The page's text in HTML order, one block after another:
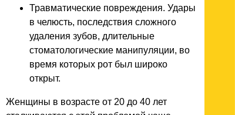
Травматические повреждения. Удары
в челюсть, последствия сложного
удаления зубов, длительные
стоматологические манипуляции, во
время которых рот был широко
открыт.
Женщины в возрасте от 20 до 40 лет